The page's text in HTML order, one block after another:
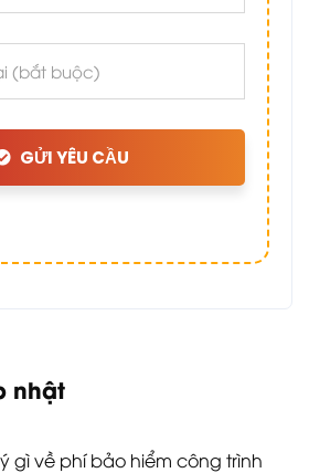
GỬI YÊU CẦU
nhật
gì về phí bảo hiểm công trình